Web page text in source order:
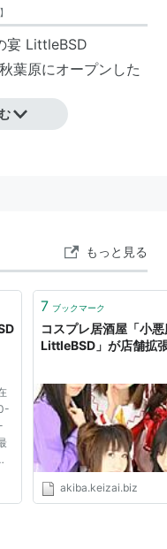
】
宴 LittleBSD
葉原にオープンした
。
もっと見る
7 ブックマーク
コスプレ居酒屋「小
LittleBSD」が店舗拡
akiba.keizai.biz